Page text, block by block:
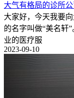
大气有格局的诊所
大家好，今天我要
的名字叫做“美名轩
业的医疗服
2023-09-10